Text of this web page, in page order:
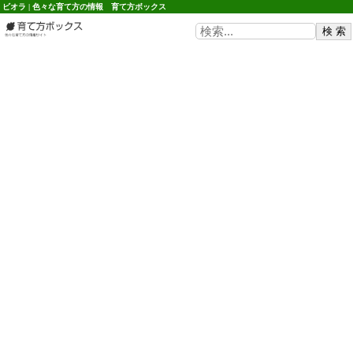
ビオラ | 色々な育て方の情報 育て方ボックス